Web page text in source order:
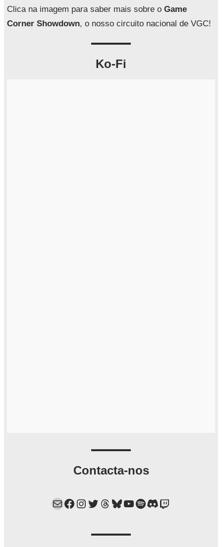
a
r
Clica na imagem para saber mais sobre o Game
Corner Showdown, o nosso circuito nacional de VGC!
Ko-Fi
Contacta-nos
Mail Facebook Instagram Twitter Threads Bluesky YouTube Spotify Discord Twitch